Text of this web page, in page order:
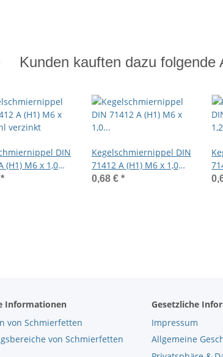
Kunden kauften dazu folgende
DIN
(H1) M6 x 1,0
*
Kegelschmiernippel DIN
71412 A (H1) M6 x 1,0
Gewindelänge 4mm
0,68 € *
Informationen
von Schmierfetten
von Schmierfetten
Gesetzliche
Impressum
Allgemeine